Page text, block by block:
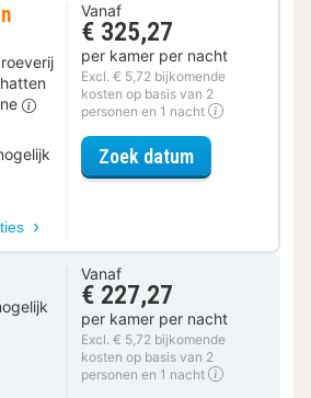
Vanaf
€ 325,27
per kamer per nacht
Excl. € 5,72 bijkomende
kosten op basis van 2
personen en 1 nacht
Zoek datumvoor Lokaal
Vanaf
€ 227,27
per kamer per nacht
Excl. € 5,72 bijkomende
kosten op basis van 2
personen en 1 nacht